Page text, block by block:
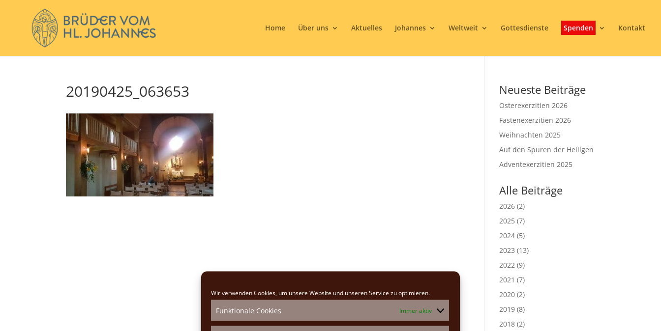
Wir verwenden Cookies, um unsere Website und unseren Service zu optimieren.
Funktionale Cookies Immer aktiv
Home Über uns Aktuelles Johannes Weltweit Gottesdienste Spenden Kontakt
20190425_063653 Neueste Beiträge
Osterexerzitien 2026
Fastenexerzitien 2026
Weihnachten 2025
Auf den Spuren der Heiligen
Adventexerzitien 2025
Alle Beiträge
2026 (2)
2025 (7)
2024 (5)
2023 (13)
2022 (9)
2021 (7)
2020 (2)
2019 (8)
2018 (2)